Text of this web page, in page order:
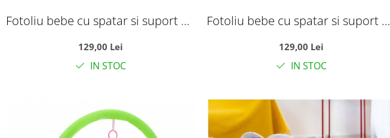
Fotoliu bebe cu spatar si suport de
129,00 Lei
IN STOC
Fotoliu bebe cu spatar si suport de
Day
129,00 Lei
IN STOC